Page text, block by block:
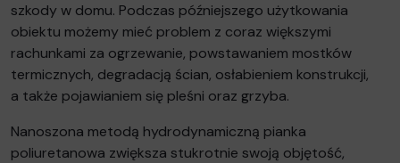
szkody w domu. Podczas późniejszego użytkowania
obiektu możemy mieć problem z coraz większymi
rachunkami za ogrzewanie, powstawaniem mostków
termicznych, degradacją ścian, osłabieniem konstrukcji,
a także pojawianiem się pleśni oraz grzyba.
Nanoszona metodą hydrodynamiczną pianka
poliuretanowa zwiększa stukrotnie swoją objętość,